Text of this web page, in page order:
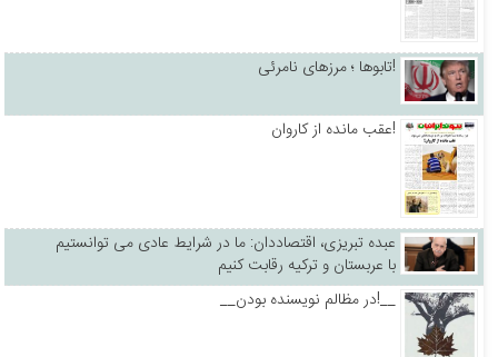
تابوها ؛ مرزهای نامرئی!
عقب مانده از کاروان!
عبده تبریزی، اقتصاددان: ما در شرایط عادی می توانستیم
با عربستان و ترکیه رقابت کنیم
__در مظالم نویسنده بودن!__